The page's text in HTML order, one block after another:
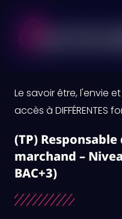
Le savoir être, l'envie
accès à DIFFÉRENTES
(TP)
marchand –
BAC+3)